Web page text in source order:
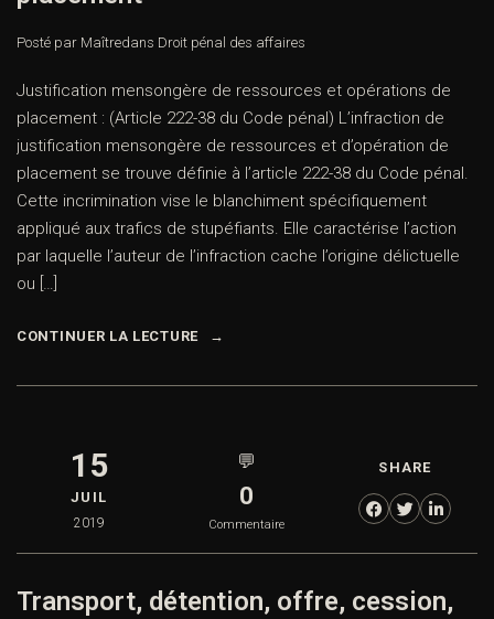
Posté par Maîtredans Droit pénal des affaires
Justification mensongère de ressources et opérations de
placement : (Article 222-38 du Code pénal) L’infraction de
justification mensongère de ressources et d’opération de
placement se trouve définie à l’article 222-38 du Code pénal.
Cette incrimination vise le blanchiment spécifiquement
appliqué aux trafics de stupéfiants. Elle caractérise l’action
par laquelle l’auteur de l’infraction cache l’origine délictuelle
ou […]
CONTINUER LA LECTURE
15
JUIL
2019
💬
0
Commentaire
SHARE
Transport, détention, offre, cession,